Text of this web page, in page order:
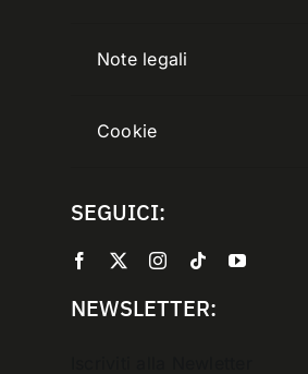
Note legali
Cookie
SEGUICI:
NEWSLETTER: